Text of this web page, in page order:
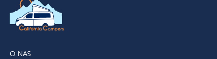
O NAS